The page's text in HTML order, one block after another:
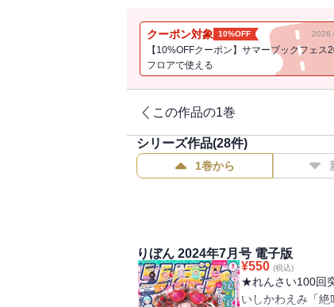
とのド健全ラブコメ 梨乃あり「美神
な「訳アリ小鳥遊くんと××したい」
ル」 ★地味で目立たない彼のヒミツ
迸るROCK＆LOVE 柚木ウタノ「ロマ
クーポン対象 10%OFF
【10%OFFクーポン】サマーブックフェス
フロアで使える
この作品の1巻
シリーズ作品(28件)
1巻から
りぼん 2024年7月号 電子版
¥550 (税込)
★れんさい100回
いしかわえみ「